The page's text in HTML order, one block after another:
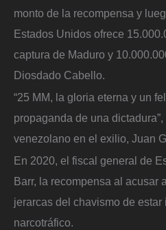
monto de la recompensa y
Estados Unidos ofrece
captura de Maduro y
Diosdado Cabello.
“25 MM, la gloria eterna y un
propaganda de una
venezolano en el exilio, Juan
En 2020, el fiscal general de
Barr, la recompensa al acusar
jerarcas del chavismo de estar
narcotráfico.